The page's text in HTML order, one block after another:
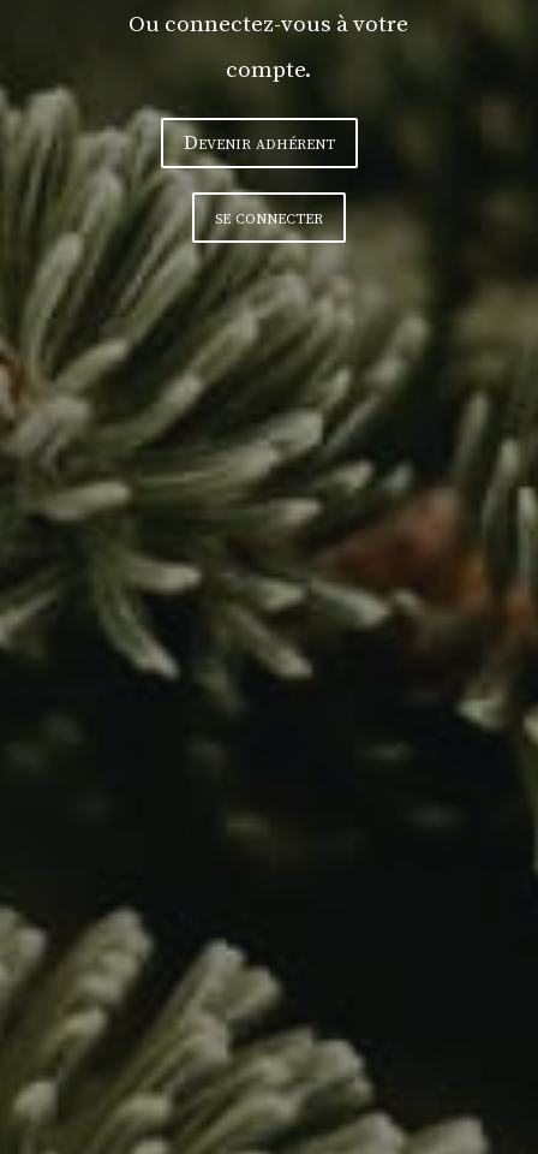
Ou connectez-vous à votre
compte.
Devenir adhérent
se connecter